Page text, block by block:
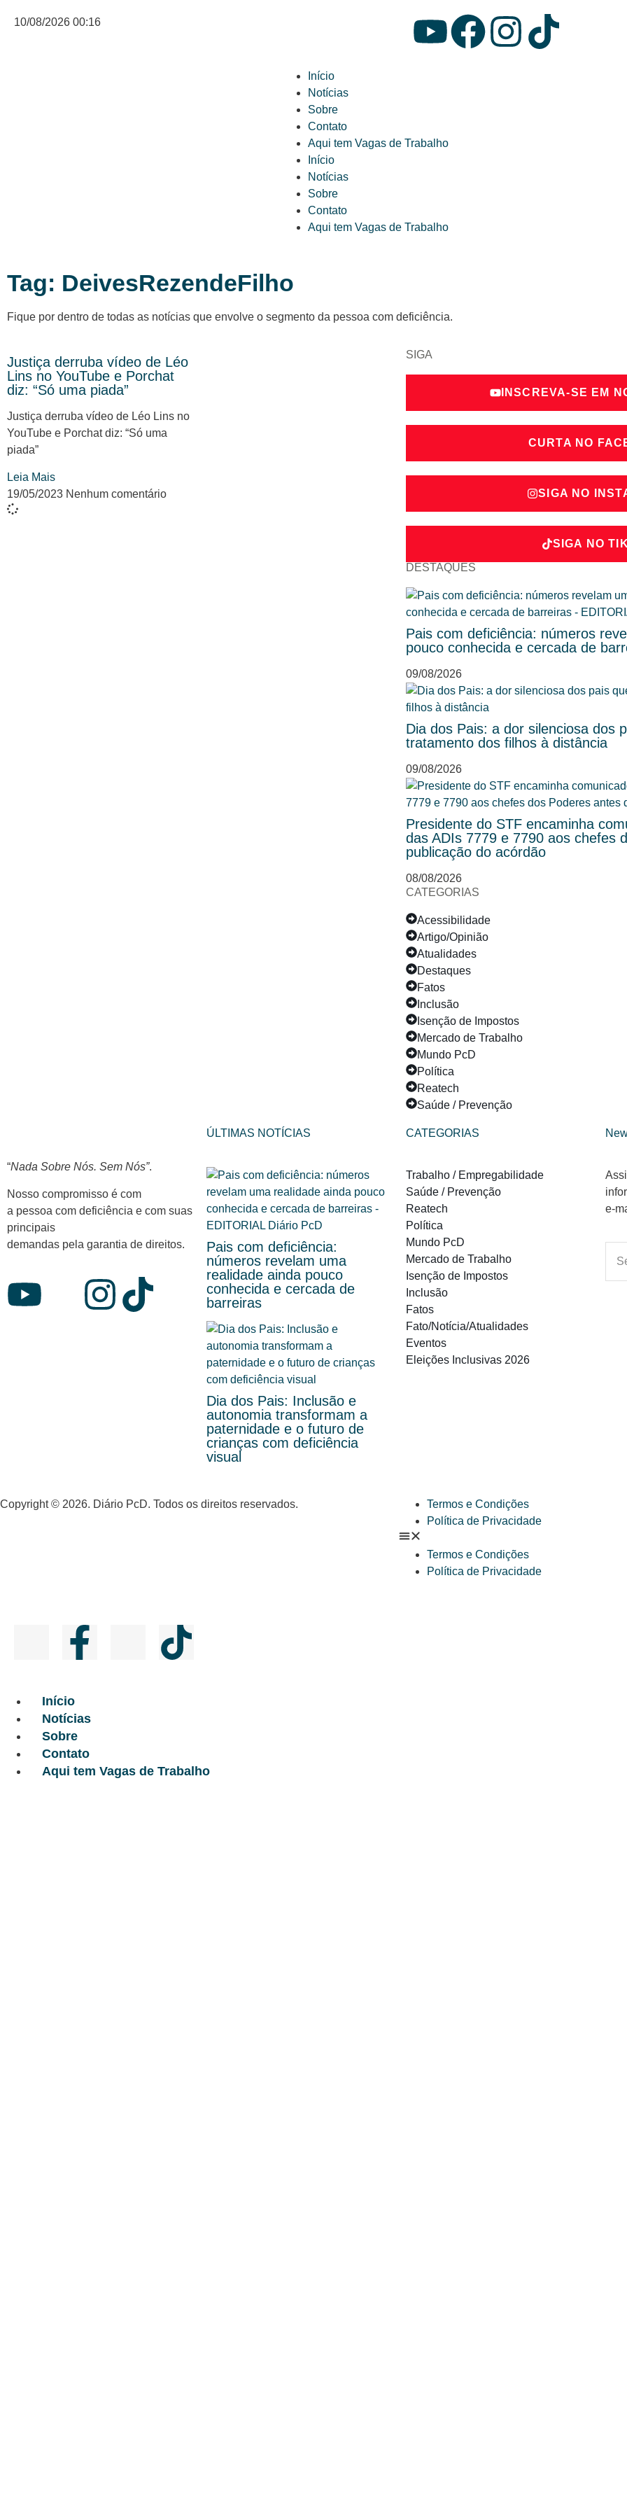
10/08/2026 00:16
Início
Notícias
Sobre
Contato
Aqui tem Vagas de Trabalho
Início
Notícias
Sobre
Contato
Aqui tem Vagas de Trabalho
Tag: DeivesRezendeFilho
Fique por dentro de todas as notícias que envolve o segmento da pessoa com deficiência.
Justiça derruba vídeo de Léo
Lins no YouTube e Porchat
diz: “Só uma piada”
Justiça derruba vídeo de Léo Lins no
YouTube e Porchat diz: “Só uma
piada”
Leia Mais
19/05/2023 Nenhum comentário
SIGA
INSCREVA-SE EM
CURTA NO
SIGA NO
SIGA NO
DESTAQUES
Pais com deficiência: números
pouco conhecida e cercada de
09/08/2026
Dia dos Pais: a dor silenciosa dos
tratamento dos filhos à distância
09/08/2026
Presidente do STF encaminha
das ADIs 7779 e 7790 aos chefes
publicação do acórdão
08/08/2026
CATEGORIAS
Acessibilidade
Artigo/Opinião
Atualidades
Destaques
Fatos
Inclusão
Isenção de Impostos
Mercado de Trabalho
Mundo PcD
Política
Reatech
Saúde / Prevenção
“Nada Sobre Nós. Sem Nós”.
Nosso compromisso é com
a pessoa com deficiência e com suas
principais
demandas pela garantia de direitos.
ÚLTIMAS NOTÍCIAS
Pais com deficiência:
números revelam uma
realidade ainda pouco
conhecida e cercada de
barreiras
Dia dos Pais: Inclusão e
autonomia transformam a
paternidade e o futuro de
crianças com deficiência
visual
CATEGORIAS
Trabalho / Empregabilidade
Saúde / Prevenção
Reatech
Política
Mundo PcD
Mercado de Trabalho
Isenção de Impostos
Inclusão
Fatos
Fato/Notícia/Atualidades
Eventos
Eleições Inclusivas 2026
e-
Copyright © 2026. Diário PcD. Todos os direitos reservados.
Termos e Condições
Política de Privacidade
Termos e Condições
Política de Privacidade
Início
Notícias
Sobre
Contato
Aqui tem Vagas de Trabalho